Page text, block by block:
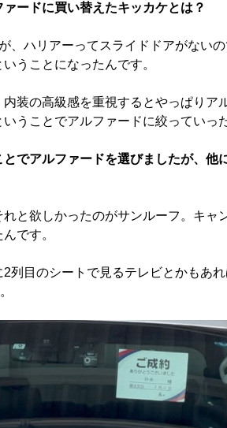
ードに買い替えたキッカケとは？
、ハリアーってスライドドアがない
うことになったんです。
装の高級感を重視するとやっぱりア
うことでアルファードに絞っていっ
でアルファードを選びましたが、他
と欲しかったのがサンルーフ。キャ
です。
列目のシートで見るテレビとかもあ